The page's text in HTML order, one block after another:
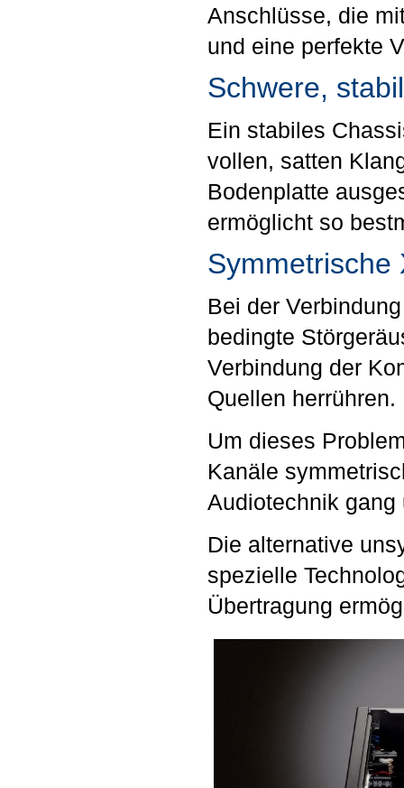
Anschlüsse, die
und eine perfekte
Schwere,
Ein stabiles
vollen, satten
Bodenplatte
ermöglicht so
Symmetrische
Bei der
bedingte
Verbindung der
Quellen herrühren.
Um dieses
Kanäle
Audiotechnik gang
Die alternative
spezielle
Übertragung